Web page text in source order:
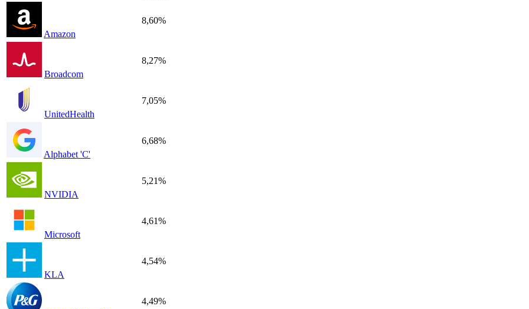
Amazon
8,60%
Broadcom
8,27%
UnitedHealth
7,05%
Alphabet 'C'
6,68%
NVIDIA
5,21%
Microsoft
4,61%
KLA
4,54%
4,49%